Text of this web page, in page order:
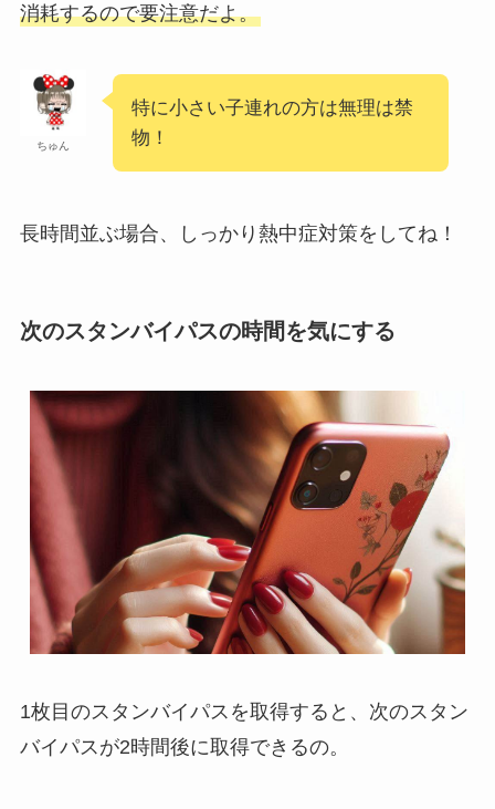
消耗するので要注意だよ。
ちゅん
特に小さい子連れの方は無理は禁
物！
長時間並ぶ場合、しっかり熱中症対策をしてね！
次のスタンバイパスの時間を気にする
1枚目のスタンバイパスを取得すると、次のスタン
バイパスが2時間後に取得できるの。